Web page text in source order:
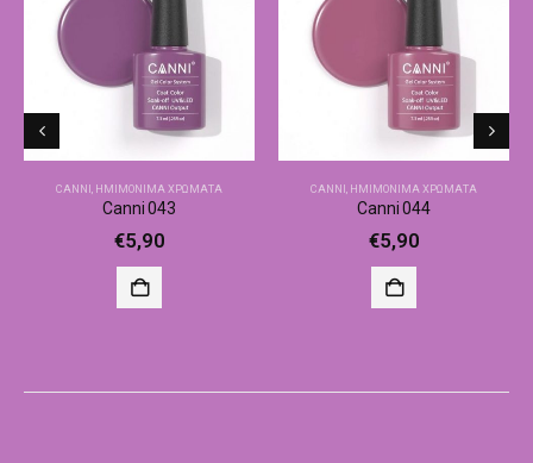
CANNI ΗΜΙΜΌΝΙΜΑ ΧΡΏΜΑΤΑ
Canni 043
€5,90
CANNI ΗΜΙΜΌΝΙΜΑ ΧΡΏΜΑΤΑ
Canni 044
€5,90